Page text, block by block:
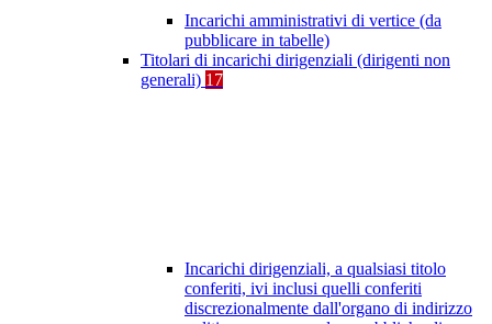
Incarichi amministrativi di vertice (da
pubblicare in tabelle)
Titolari di incarichi dirigenziali (dirigenti non
generali) 17
Incarichi dirigenziali, a qualsiasi titolo
conferiti, ivi inclusi quelli conferiti
discrezionalmente dall'organo di indirizzo